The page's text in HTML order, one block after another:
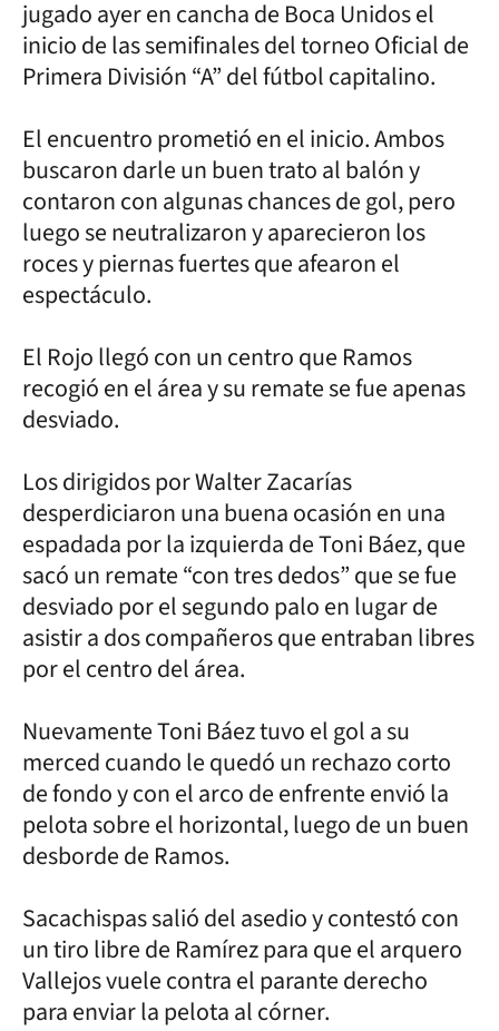
jugado ayer en cancha de Boca Unidos el
inicio de las semifinales del torneo Oficial de
Primera División “A” del fútbol capitalino.
El encuentro prometió en el inicio. Ambos
buscaron darle un buen trato al balón y
contaron con algunas chances de gol, pero
luego se neutralizaron y aparecieron los
roces y piernas fuertes que afearon el
espectáculo.
El Rojo llegó con un centro que Ramos
recogió en el área y su remate se fue apenas
desviado.
Los dirigidos por Walter Zacarías
desperdiciaron una buena ocasión en una
espadada por la izquierda de Toni Báez, que
sacó un remate “con tres dedos” que se fue
desviado por el segundo palo en lugar de
asistir a dos compañeros que entraban libres
por el centro del área.
Nuevamente Toni Báez tuvo el gol a su
merced cuando le quedó un rechazo corto
de fondo y con el arco de enfrente envió la
pelota sobre el horizontal, luego de un buen
desborde de Ramos.
Sacachispas salió del asedio y contestó con
un tiro libre de Ramírez para que el arquero
Vallejos vuele contra el parante derecho
para enviar la pelota al córner.